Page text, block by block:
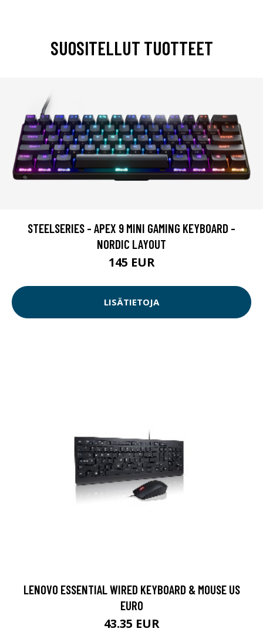
SUOSITELLUT TUOTTEET
STEELSERIES - APEX 9 MINI GAMING KEYBOARD -
NORDIC LAYOUT
145 EUR
LISÄTIETOJA
LENOVO ESSENTIAL WIRED KEYBOARD & MOUSE US
EURO
43.35 EUR